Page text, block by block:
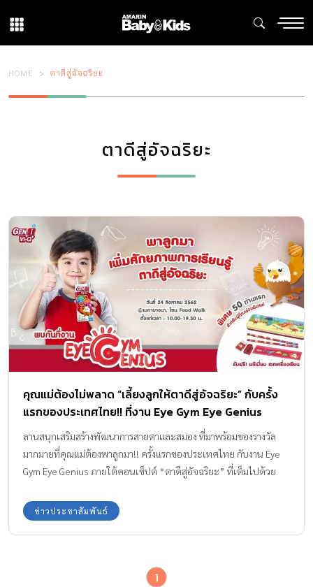
HOME ตาดีสู่อัจฉริยะ
ตาดีสู่อัจฉริยะ
คุณแม่ต้องไม่พลาด “เลี้ยงลูกให้ตาดีสู่อัจฉริยะ” กับครั้ง
แรกของประเทศไทย!! ที่งาน Eye Gym Eye Genius
ลานสนุกเสริมสร้างพัฒนาการสายตาและสมอง ที่มาพร้อมของรางวัล
มากมายที่คุณแม่ต้องพาลูกมา!! ครั้งแรกของประเทศไทย กับงาน Eye
Gym Eye Genius ภายใต้คอนเซ็ปต์ “ตาดีสู่อัจฉริยะ” ที่เต็มไปด้วย
พลาดเด็ดขาด!!
ข่าวประชาสัมพันธ์
1